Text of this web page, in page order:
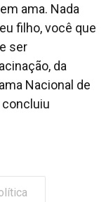
ama. Nada
filho, você que
ser
da
Nacional de
concluiu